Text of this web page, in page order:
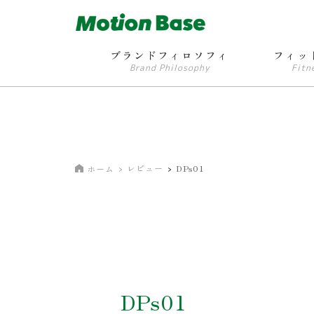
ブランドフィロソフィ
Brand Philosophy
フィッ
ホーム レビュー DPs01
DPs01